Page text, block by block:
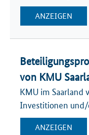
ANZEIGEN
von KMU
KMU im Saarland
Investitionen
ANZEIGEN